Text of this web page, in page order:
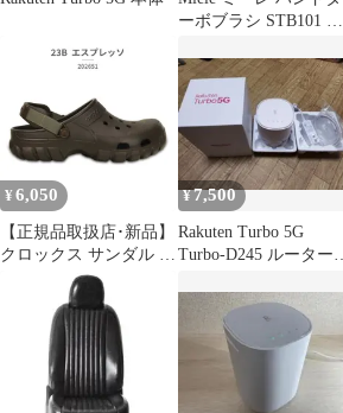
ーボブラシ STB101 掃
¥ 6,050
【正規品取扱店･新品】
クロックス サンダル メ
ンズ レディース オフロ
ード スポーツ クロッグ
202651 crocs サボ クロ
¥7,500
Rakuten Turbo 5G
Turbo-D245 ルーター